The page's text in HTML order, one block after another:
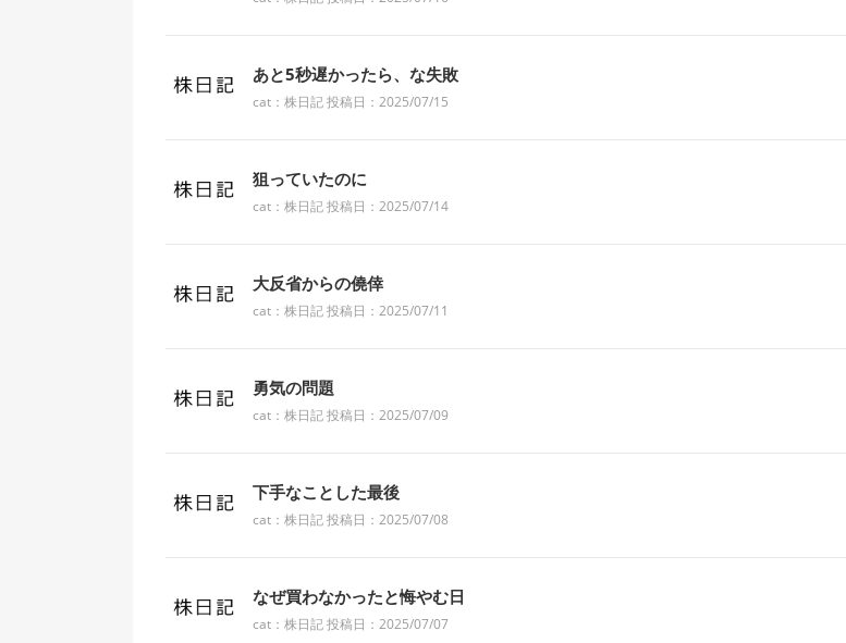
あと5秒遅かったら、な失敗
cat：株日記 投稿日：2025/07/15
狙っていたのに
cat：株日記 投稿日：2025/07/14
大反省からの僥倖
cat：株日記 投稿日：2025/07/11
勇気の問題
cat：株日記 投稿日：2025/07/09
下手なことした最後
cat：株日記 投稿日：2025/07/08
なぜ買わなかったと悔やむ日
cat：株日記 投稿日：2025/07/07